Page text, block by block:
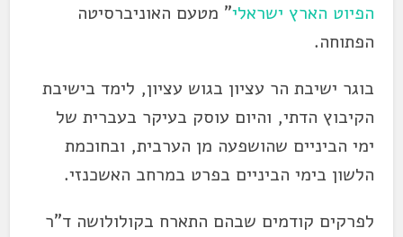
הפיוט הארץ ישראלי" מטעם האוניברסיטה
הפתוחה.
בוגר ישיבת הר עציון בגוש עציון, לימד בישיבת
הקיבוץ הדתי, והיום עוסק בעיקר בעברית של
ימי הביניים שהושפעה מן הערבית, ובחוכמת
הלשון בימי הביניים בפרט במרחב האשכנזי.
לפרקים קודמים שבהם התארח בקולולושה ד"ר